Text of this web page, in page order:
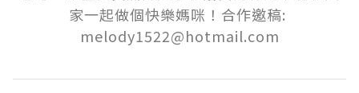
家一起做個快樂媽咪！合作邀稿:
melody1522@hotmail.com